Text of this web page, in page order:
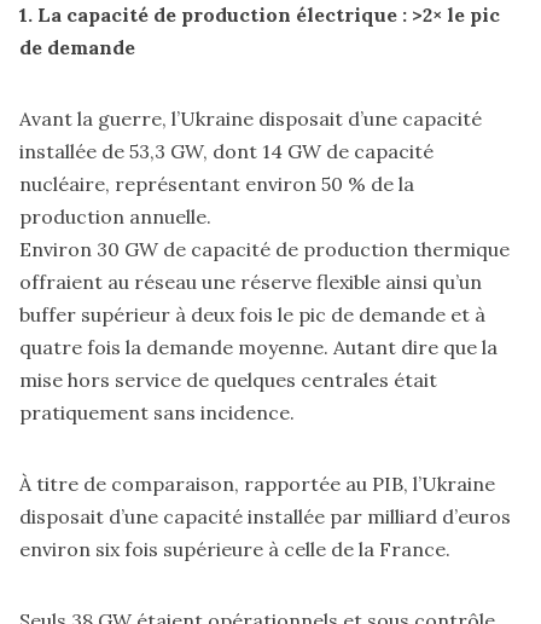
1. La capacité de production électrique : >2× le pic
de demande
Avant la guerre, l’Ukraine disposait d’une capacité
installée de 53,3 GW, dont 14 GW de capacité
nucléaire, représentant environ 50 % de la
production annuelle.
Environ 30 GW de capacité de production thermique
offraient au réseau une réserve flexible ainsi qu’un
buffer supérieur à deux fois le pic de demande et à
quatre fois la demande moyenne. Autant dire que la
mise hors service de quelques centrales était
pratiquement sans incidence.
À titre de comparaison, rapportée au PIB, l’Ukraine
disposait d’une capacité installée par milliard d’euros
environ six fois supérieure à celle de la France.